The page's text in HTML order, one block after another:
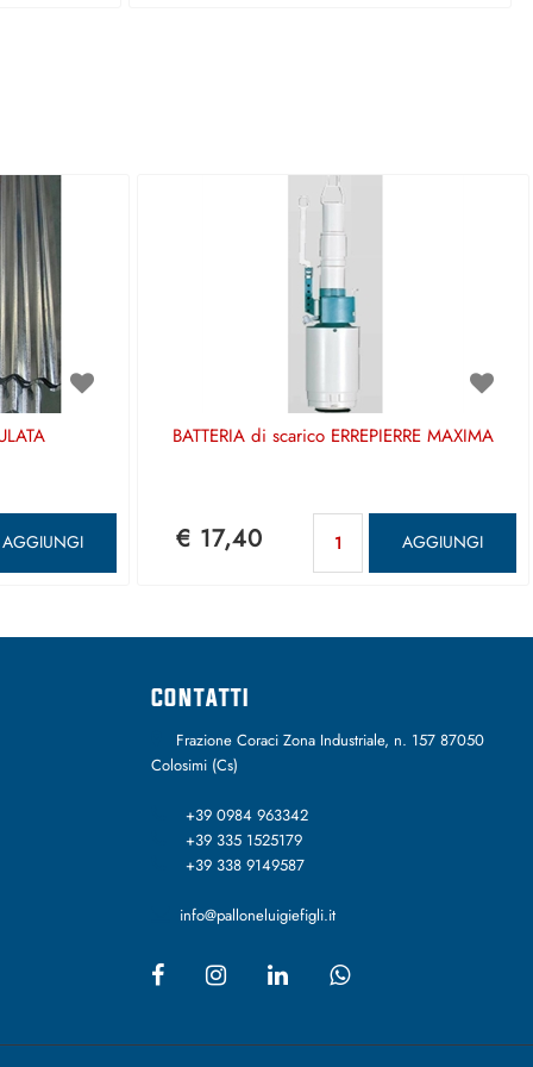
AGGIUNGI
BATTERIA di scarico ERREPIERRE MAXIMA
€ 17,40 AGGIUNGI
CONTATTI
Frazione Coraci Zona Industriale, n. 157 87050
Colosimi (Cs)
+39 0984 963342
+39 335 1525179
+39 338 9149587
info@palloneluigiefigli.it